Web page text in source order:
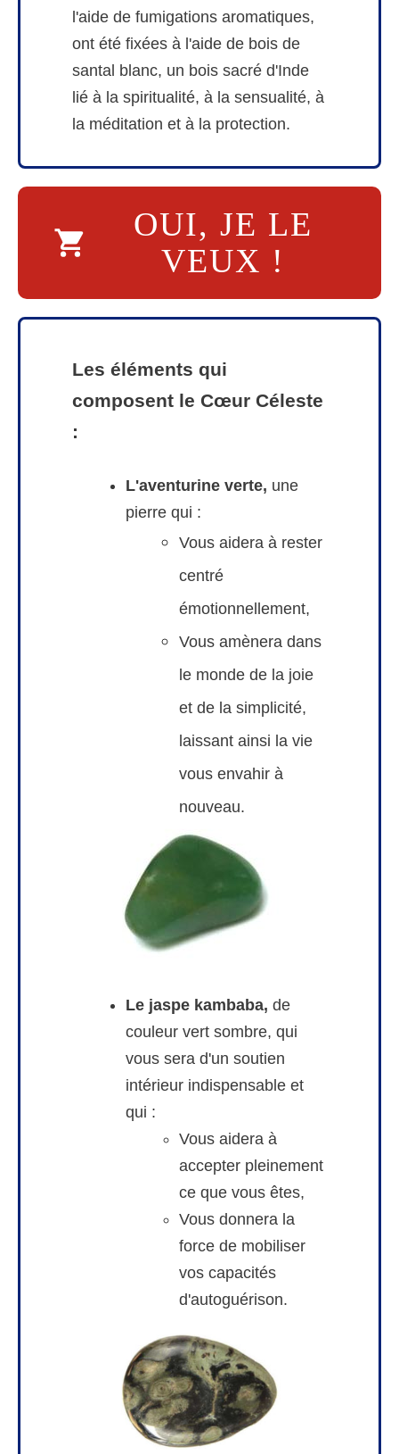
l'aide de fumigations aromatiques,
ont été fixées à l'aide de bois de
santal blanc, un bois sacré d'Inde
lié à la spiritualité, à la sensualité, à
la méditation et à la protection.
OUI, JE LE
VEUX !
Les éléments qui
composent le Cœur Céleste
:
L'aventurine verte, une
pierre qui :
Vous aidera à rester
centré
émotionnellement,
Vous amènera dans
le monde de la joie
et de la simplicité,
laissant ainsi la vie
vous envahir à
nouveau.
Le jaspe kambaba, de
couleur vert sombre, qui
vous sera d'un soutien
intérieur indispensable et
qui :
Vous aidera à
accepter pleinement
ce que vous êtes,
Vous donnera la
force de mobiliser
vos capacités
d'autoguérison.